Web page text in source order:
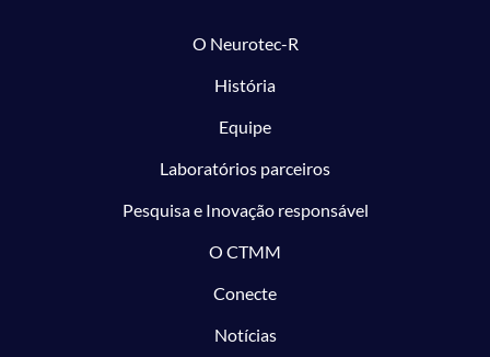
O Neurotec-R
História
Equipe
Laboratórios parceiros
Pesquisa e Inovação responsável
O CTMM
Conecte
Notícias